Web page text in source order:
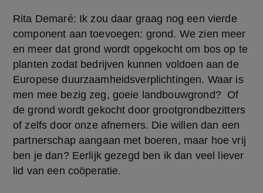
Rita Demaré: Ik zou daar graag nog een vierde
component aan toevoegen: grond. We zien meer
en meer dat grond wordt opgekocht om bos op te
planten zodat bedrijven kunnen voldoen aan de
Europese duurzaamheidsverplichtingen. Waar is
men mee bezig zeg, goeie landbouwgrond?  Of
de grond wordt gekocht door grootgrondbezitters
of zelfs door onze afnemers. Die willen dan een
partnerschap aangaan met boeren, maar hoe vrij
ben je dan? Eerlijk gezegd ben ik dan veel liever
lid van een coöperatie.